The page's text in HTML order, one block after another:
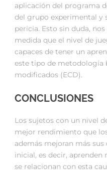
aplicación del programa
del grupo experimental y
pericia. Esto sin duda,
medida que el nivel de
capaces de tener un
este tipo de metodología
modificados (ECD).
CONCLUSIONES
Los sujetos con un nivel
mejor rendimiento que
además mejoran más
inicial, es decir, aprenden
se relacionan con esta